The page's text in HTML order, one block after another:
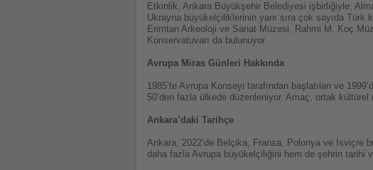
Etkinlik, Ankara Büyükşehir Belediyesi işbirliğiyle;
Ukrayna büyükelçiliklerinin yanı sıra çok sayıda Türk
Erimtan Arkeoloji ve Sanat Müzesi, Rahmi M. Koç
Konservatuvarı da bulunuyor.
Avrupa Miras Günleri Hakkında
1985’te Avrupa Konseyi tarafından başlatılan ve
50’den fazla ülkede düzenleniyor. Amaç, ortak
Ankara’daki Tarihçe
Ankara, 2022’de Belçika, Fransa, Polonya ve İsviçre
daha fazla Avrupa büyükelçiliğini hem de şehrin tarihi